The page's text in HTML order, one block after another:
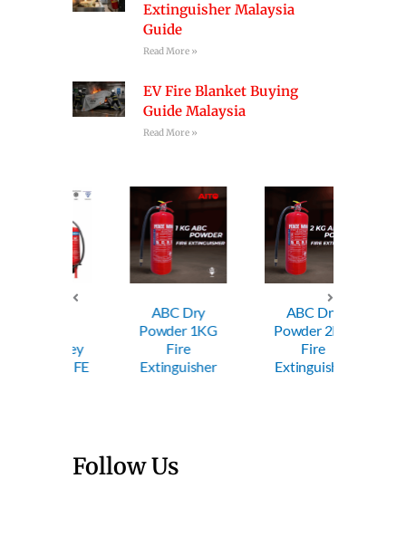
Extinguisher Malaysia
Guide
Read More »
EV Fire Blanket Buying
Guide Malaysia
Read More »
ABC Dry
Powder 1KG
Extinguisher
ABC Dry
Powder 2KG
Extinguisher
Follow Us